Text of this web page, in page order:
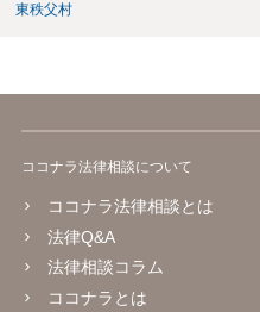
東秩父村
ココナラ法律相談について
ココナラ法律相談とは
法律Q&A
法律相談コラム
ココナラとは